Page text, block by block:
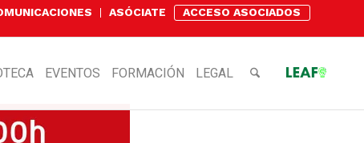
ASÓCIATE
ACCESO ASOCIADOS
EVENTOS FORMACIÓN LEGAL